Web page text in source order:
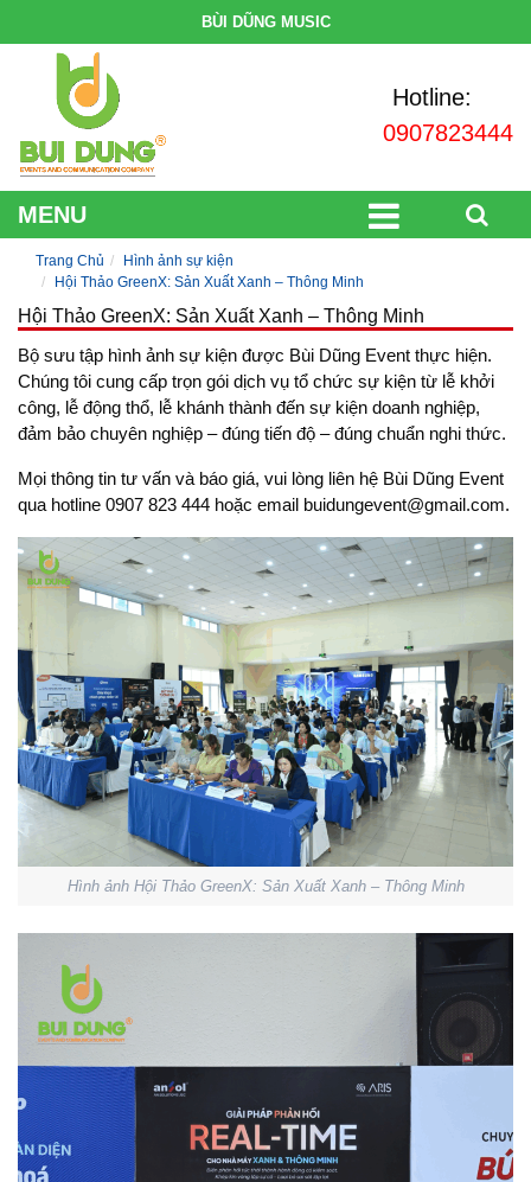
BÙI DŨNG MUSIC
Hotline:
0907823444
MENU
Trang Chủ
Hình ảnh sự kiện
Hội Thảo GreenX: Sản Xuất Xanh – Thông Minh
Hội Thảo GreenX: Sản Xuất Xanh – Thông Minh
Bộ sưu tập hình ảnh sự kiện được Bùi Dũng Event thực hiện.
Chúng tôi cung cấp trọn gói dịch vụ tổ chức sự kiện từ lễ khởi
công, lễ động thổ, lễ khánh thành đến sự kiện doanh nghiệp,
đảm bảo chuyên nghiệp – đúng tiến độ – đúng chuẩn nghi thức.
Mọi thông tin tư vấn và báo giá, vui lòng liên hệ Bùi Dũng Event
qua hotline 0907 823 444 hoặc email buidungevent@gmail.com.
Hình ảnh Hội Thảo GreenX: Sản Xuất Xanh – Thông Minh